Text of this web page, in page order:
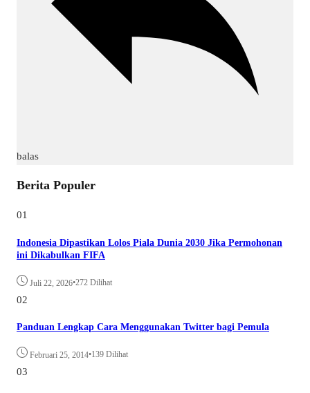
balas
Berita Populer
01
Indonesia Dipastikan Lolos Piala Dunia 2030 Jika Permohonan
ini Dikabulkan FIFA
Juli 22, 2026•272 Dilihat
02
Panduan Lengkap Cara Menggunakan Twitter bagi Pemula
Februari 25, 2014•139 Dilihat
03